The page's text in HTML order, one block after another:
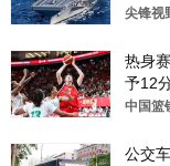
而是
尖锋视
热身
予12
亚
中国篮
公交